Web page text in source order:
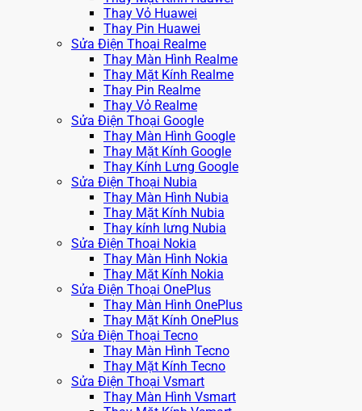
Thay Vỏ Huawei
Thay Pin Huawei
Sửa Điện Thoại Realme
Thay Màn Hình Realme
Thay Mặt Kính Realme
Thay Pin Realme
Thay Vỏ Realme
Sửa Điện Thoại Google
Thay Màn Hình Google
Thay Mặt Kính Google
Thay Kính Lưng Google
Sửa Điện Thoại Nubia
Thay Màn Hình Nubia
Thay Mặt Kính Nubia
Thay kính lưng Nubia
Sửa Điện Thoại Nokia
Thay Màn Hình Nokia
Thay Mặt Kính Nokia
Sửa Điện Thoại OnePlus
Thay Màn Hình OnePlus
Thay Mặt Kính OnePlus
Sửa Điện Thoại Tecno
Thay Màn Hình Tecno
Thay Mặt Kính Tecno
Sửa Điện Thoại Vsmart
Thay Màn Hình Vsmart